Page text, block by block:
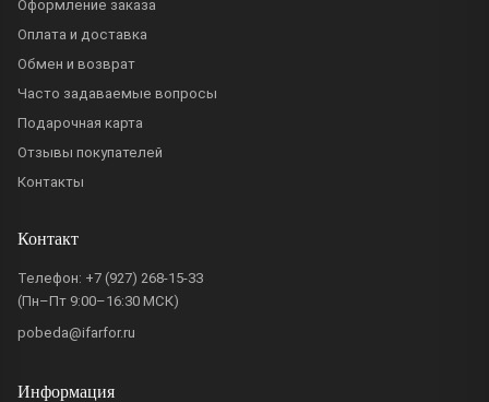
Оформление заказа
Оплата и доставка
Обмен и возврат
Часто задаваемые вопросы
Подарочная карта
Отзывы покупателей
Контакты
Контакт
Телефон: +7 (927) 268-15-33
(Пн–Пт 9:00–16:30 МСК)
pobeda@ifarfor.ru
Информация